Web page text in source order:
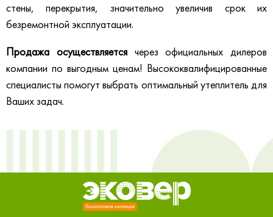
стены, перекрытия, значительно увеличив срок их
безремонтной эксплуатации.
Продажа осуществляетсячерез официальных дилеров
компании по выгодным ценам! Высококвалифицированные
специалисты помогут выбрать оптимальный утеплитель для
Ваших задач.